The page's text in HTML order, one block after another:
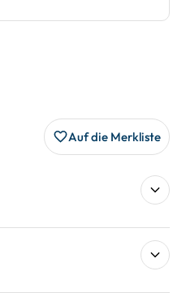
Auf die Merkliste